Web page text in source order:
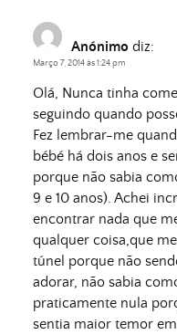
Anónimo diz:
Março 7, 2014 às 1:24 pm
Olá, Nunca tinha
seguindo quando
Fez lembrar-me
bébé há dois anos e
porque não sabia
9 e 10 anos). Achei
encontrar nada que
qualquer coisa,que
túnel porque não
adorar, não sabia
praticamente nula
sentia maior temor